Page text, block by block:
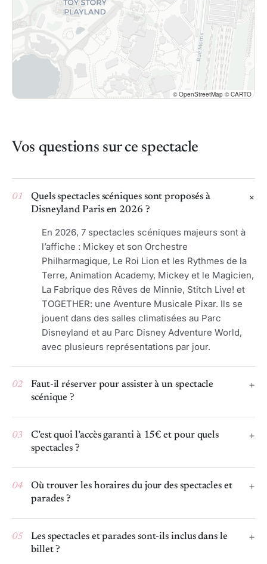
© OpenStreetMap © CARTO
Vos questions sur ce spectacle
01
Quels spectacles scéniques sont proposés à
Disneyland Paris en 2026 ?
En 2026, 7 spectacles scéniques majeurs sont à
l’affiche : Mickey et son Orchestre
Philharmagique, Le Roi Lion et les Rythmes de la
Terre, Animation Academy, Mickey et le Magicien,
La Fabrique des Rêves de Minnie, Stitch Live! et
TOGETHER: une Aventure Musicale Pixar. Ils se
jouent dans des salles climatisées au Parc
Disneyland et au Parc Disney Adventure World,
avec plusieurs représentations par jour.
02
Faut-il réserver pour assister à un spectacle
scénique ?
03
C’est quoi l’accès garanti à 15€ et pour quels
spectacles ?
04
Où trouver les horaires du jour des spectacles et
parades ?
05
Les spectacles et parades sont-ils inclus dans le
billet ?